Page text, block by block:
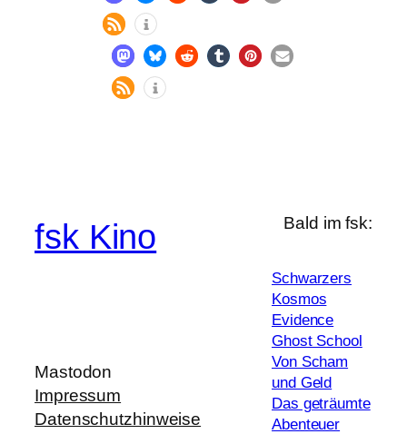
fsk Kino
Mastodon
Impressum
Datenschutzhinweise
Bald im fsk:
Schwarzers
Kosmos
Evidence
Ghost School
Von Scham
und Geld
Das geträumte
Abenteuer